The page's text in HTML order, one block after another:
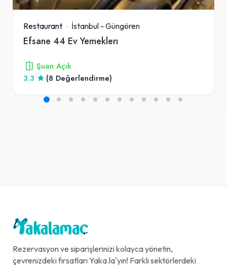
Restaurant İstanbul - Güngören
Efsane 44 Ev Yemeklerı
Şuan Açık
3.3
(8 Değerlendirme)
Rezervasyon ve siparişlerinizi kolayca yönetin,
çevrenizdeki fırsatları Yaka.la'yın! Farklı sektörlerdeki